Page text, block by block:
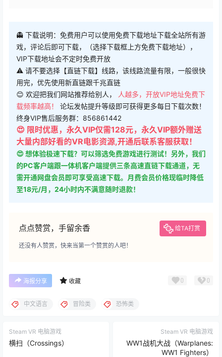
👻 下载说明：免费用户可以使用免费下载地址下载全站所有游
戏，评论后即可下载，（选择下载框上方免费下载地址），
VIP下载地址会不定时免费开放
⚠ 请不要选择【直链下载】线路，该线路流量有限，一般很快
用完，优先使用新直链跟千兆直链
😊 欢迎把我们网站推荐给别人，
人越多，开放VIP地址免费下
载频率越高！ 论坛发帖提升等级即可获得更多每日下载次数！
终身VIP售后服务群：856861442
😍 限时优惠，永久VIP仅需128元，永久VIP额外赠送
大量内部好看的VR电影资源,开通后联系客服获取！
😍 想体验极速下载？可以筛选免费游戏进行测试！另外，我们
的PC客户端跟一体机客户端提供三条高速直链下载通道，无
需开通网盘会员即可享受高速下载。月费会员价格现临时降低
至18元/月，24小时内不满意随时退款！
点点赞赏，手留余香 给TA打赏
还没有人赞赏，快来当第一个赞赏的人吧！
海报分享 收藏 0 0
中文语言 冒险类 恐怖类
Steam VR 电脑游戏
横扫（Crossings）
Steam VR 电脑游戏
WW1战机大战（Warplanes:
WW1 Fighters）